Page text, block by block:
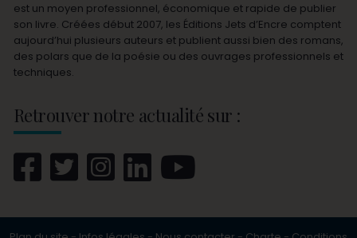
est un moyen professionnel, économique et rapide de publier
son livre. Créées début 2007, les Éditions Jets d’Encre comptent
aujourd’hui plusieurs auteurs et publient aussi bien des romans,
des polars que de la poésie ou des ouvrages professionnels et
techniques.
Retrouver notre actualité sur :